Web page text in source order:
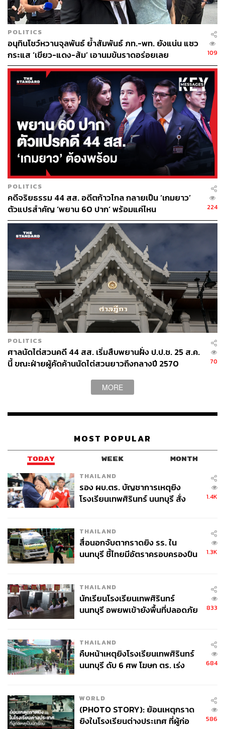
POLITICS
อนุทินโชว์หวานจุลพันธ์ ย้ำสัมพันธ์ ภท.-พท. ยังแน่น แซว
กระแส ‘เขียว-แดง-ส้ม’ เอานมข้นราดอร่อยเลย
109
POLITICS
คดีจริยธรรม 44 สส. อดีตก้าวไกล กลายเป็น ‘เกมยาว’
ตัวแปรสำคัญ ‘พยาน 60 ปาก’ พร้อมแค่ไหน
224
POLITICS
ศาลนัดไต่สวนคดี 44 สส. เริ่มสืบพยานฝั่ง ป.ป.ช. 25 ส.ค.
นี้ ขณะฝ่ายผู้คัดค้านนัดไต่สวนยาวถึงกลางปี 2570
70
MORE
MOST POPULAR
TODAY WEEK MONTH
THAILAND
รอง ผบ.ตร. บัญชาการเหตุยิง
โรงเรียนเทพศิรินทร์ นนทบุรี สั่ง
1.4K
THAILAND
สื่อนอกจับตากราดยิง รร. ใน
นนทบุรี ชี้ไทยมีอัตราครอบครองปืน
1.3K
THAILAND
นักเรียนโรงเรียนเทพศิรินทร์
นนทบุรี อพยพเข้ายังพื้นที่ปลอดภัย
833
THAILAND
คืบหน้าเหตุยิงโรงเรียนเทพศิรินทร์
นนทบุรี ดับ 6 ศพ โฆษก ตร. เร่ง
684
WORLD
(PHOTO STORY): ย้อนเหตุกราด
ยิงในโรงเรียนต่างประเทศ ที่ผู้ก่อ
586